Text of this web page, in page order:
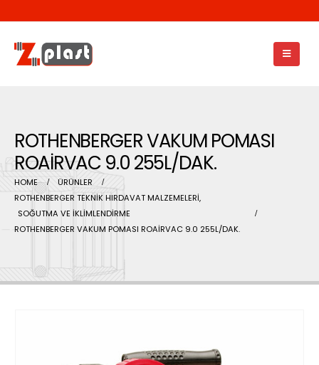
ROTHENBERGER VAKUM POMASI
ROAİRVAC 9.0 255L/DAK.
HOME
ÜRÜNLER
ROTHENBERGER TEKNİK HIRDAVAT MALZEMELERİ,
SOĞUTMA VE İKLİMLENDİRME
ROTHENBERGER VAKUM POMASI ROAİRVAC 9.0 255L/DAK.